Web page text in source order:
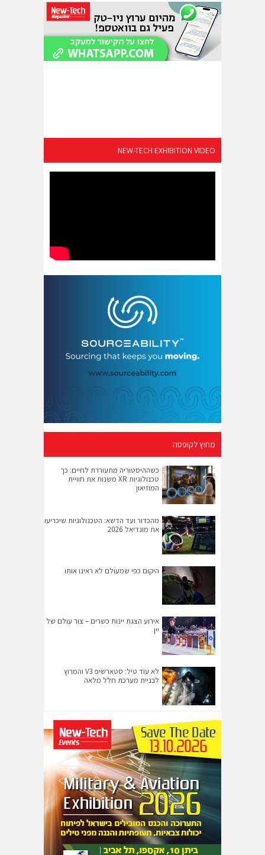
NEW-TECH EXHIBITION VIDEO
מחוץ לקופסה
כשההיסטוריה מתעוררת לחיים: כך
טכנולוגיות XR משנות את חוויית
המוזיאון
מהכדור ועד הדשא: הטכנולוגיות שיכריעו
את מונדיאל 2026
היקום כפי שמעולם לא ראינו אותו
אירוע הצגת יינות כשרים – צור עולם של
יין
לא עוד טיל: סטארשיפ V3 והמרוץ
לבניית מערכת חלל מלאה